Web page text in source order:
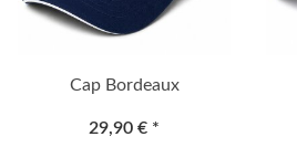
Cap Bordeaux
29,90 € *